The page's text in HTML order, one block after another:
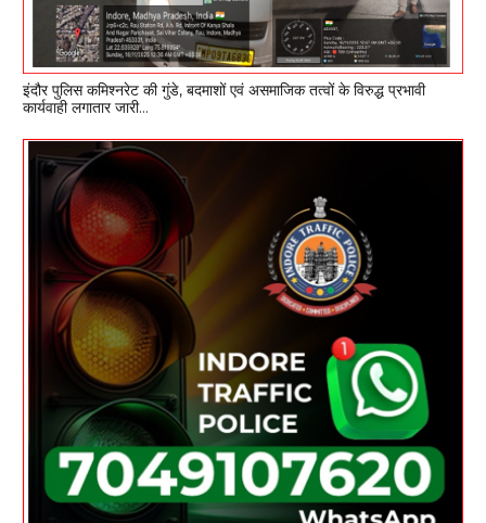
इंदौर पुलिस कमिश्नरेट की गुंडे, बदमाशों एवं असमाजिक तत्वों के विरुद्ध प्रभावी
कार्यवाही लगातार जारी…